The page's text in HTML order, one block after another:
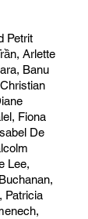
Petrit
Arlette
Banu
Fiona
De
Lee,
Patricia